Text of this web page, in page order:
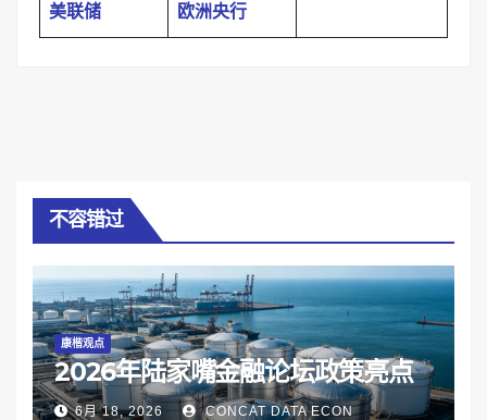
美联储 欧洲央行
不容错过
康楷观点
2026年陆家嘴金融论坛政策亮点
6月 18, 2026 CONCAT DATA ECON